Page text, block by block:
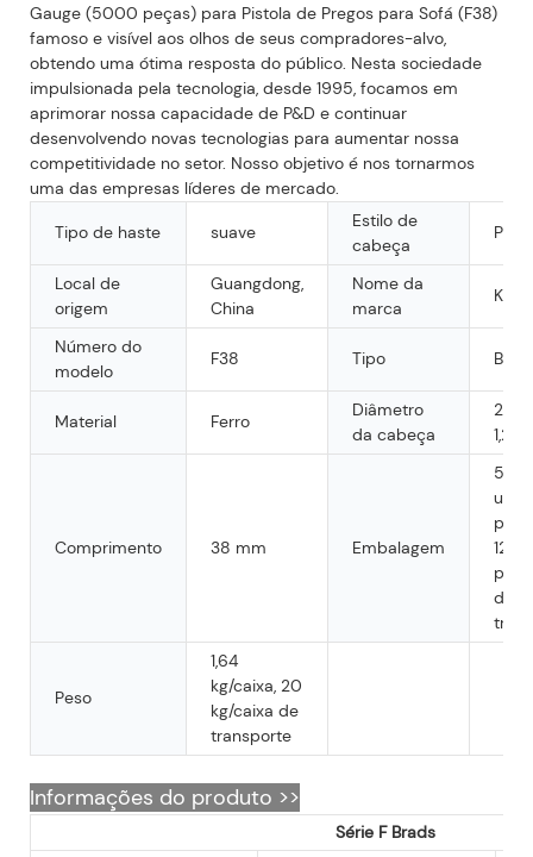
Gauge (5000 peças) para Pistola de Pregos para Sofá (F38)
famoso e visível aos olhos de seus compradores-alvo,
obtendo uma ótima resposta do público. Nesta sociedade
impulsionada pela tecnologia, desde 1995, focamos em
aprimorar nossa capacidade de P&D e continuar
desenvolvendo novas tecnologias para aumentar nossa
competitividade no setor. Nosso objetivo é nos tornarmos
uma das empresas líderes de mercado.
Tipo de haste suave
Estilo de
cabeça
Local de
origem
Guangdong,
China
Nome da
marca
KY
Número do
modelo
F38 Tipo
Material Ferro
Diâmetro
da cabeça
2,0
1,25
Comprimento 38 mm Embalagem
por
12
por
de
Peso
1,64
kg/caixa, 20
kg/caixa de
transporte
Informações do produto >>
Série F Brads